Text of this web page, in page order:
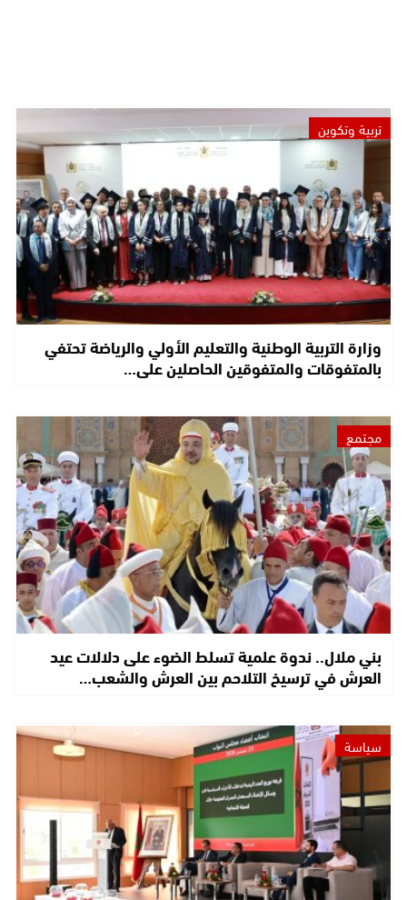
تربية وتكوين
وزارة التربية الوطنية والتعليم الأولي والرياضة تحتفي
بالمتفوقات والمتفوقين الحاصلين على…
مجتمع
بني ملال.. ندوة علمية تسلط الضوء على دلالات عيد
العرش في ترسيخ التلاحم بين العرش والشعب…
سياسة